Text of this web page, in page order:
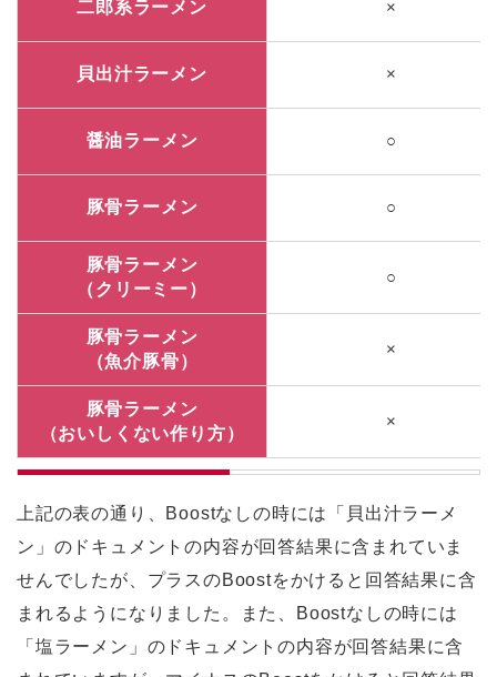
二郎系ラーメン ×
貝出汁ラーメン ×
醤油ラーメン ○
豚骨ラーメン ○
豚骨ラーメン
（クリーミー）
○
豚骨ラーメン
（魚介豚骨）
×
豚骨ラーメン
（おいしくない作り方）
×
上記の表の通り、Boostなしの時には「貝出汁ラーメ
ン」のドキュメントの内容が回答結果に含まれていま
せんでしたが、プラスのBoostをかけると回答結果に含
まれるようになりました。また、Boostなしの時には
「塩ラーメン」のドキュメントの内容が回答結果に含